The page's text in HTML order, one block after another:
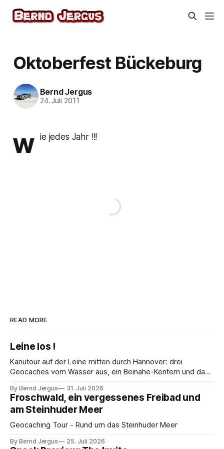
Oktoberfest Bückeburg
Bernd Jergus
24. Juli 2011
w ie jedes Jahr !!!
READ MORE
Leine los !
Kanutour auf der Leine mitten durch Hannover: drei
Geocaches vom Wasser aus, ein Beinahe-Kentern und das
sollte.
By Bernd Jergus 31. Juli 2026
Froschwald, ein vergessenes Freibad und
am Steinhuder Meer
Geocaching Tour - Rund um das Steinhuder Meer
By Bernd Jergus 25. Juli 2026